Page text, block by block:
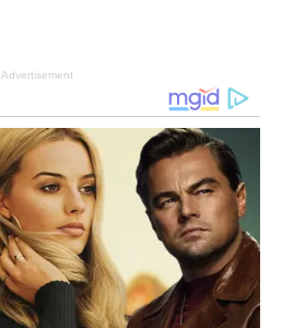
Advertisement